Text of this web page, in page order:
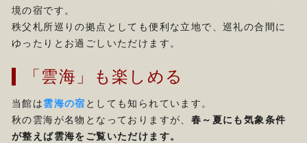
境の宿です。
秩父札所巡りの拠点としても便利な立地で、巡礼の合間に
ゆったりとお過ごしいただけます。
「雲海」も楽しめる
当館は雲海の宿 としても知られています。
秋の雲海が名物となっておりますが、 春～夏にも気象条件
が整えば雲海をご覧いただけます。